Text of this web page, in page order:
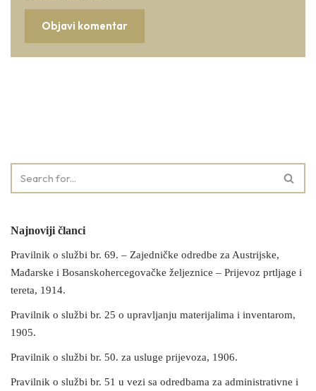
Najnoviji članci
Pravilnik o službi br. 69. – Zajedničke odredbe za Austrijske,
Mađarske i Bosanskohercegovačke željeznice – Prijevoz prtljage i
tereta, 1914.
Pravilnik o službi br. 25 o upravljanju materijalima i inventarom,
1905.
Pravilnik o službi br. 50. za usluge prijevoza, 1906.
Pravilnik o službi br. 51 u vezi sa odredbama za administrativne i